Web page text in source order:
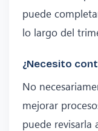
puede
lo largo del
¿Necesito
No
mejorar
puede revisarla